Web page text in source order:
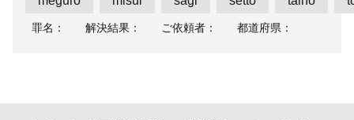
罪名： 解決結果： ご依頼者： 都道府県：